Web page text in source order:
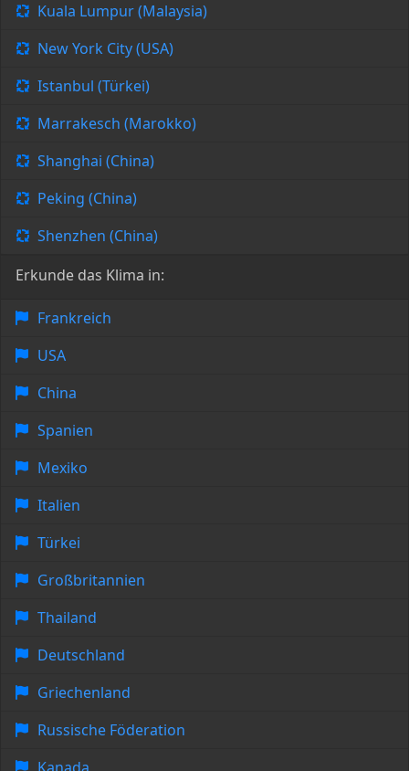
Kuala Lumpur (Malaysia)
New York City (USA)
Istanbul (Türkei)
Marrakesch (Marokko)
Shanghai (China)
Peking (China)
Shenzhen (China)
Erkunde das Klima in:
Frankreich
USA
China
Spanien
Mexiko
Italien
Türkei
Großbritannien
Thailand
Deutschland
Griechenland
Russische Föderation